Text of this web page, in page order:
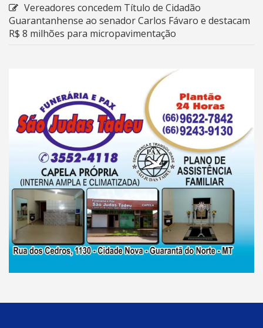
Vereadores concedem Título de Cidadão
Guarantanhense ao senador Carlos Fávaro e destacam
R$ 8 milhões para micropavimentação